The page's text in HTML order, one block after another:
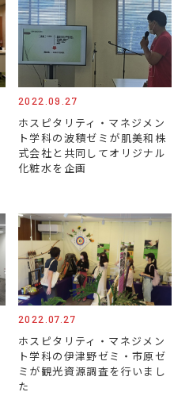
2022.09.27
ホスピタリティ・マネジメン
ト学科の波積ゼミが肌美和株
式会社と共同してオリジナル
化粧水を企画
2022.07.27
ホスピタリティ・マネジメン
ト学科の伊津野ゼミ・市原ゼ
ミが観光資源調査を行いまし
た